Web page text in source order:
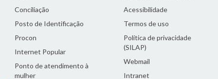
Conciliação
Posto de Identificação
Procon
Internet Popular
Ponto de atendimento à
mulher
Acessibilidade
Termos de uso
Política de privacidade
(SILAP)
Webmail
Intranet